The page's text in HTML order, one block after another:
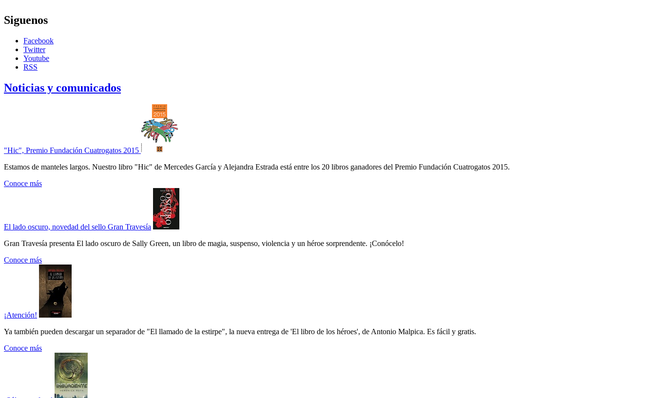
Siguenos
Facebook
Twitter
Youtube
RSS
Noticias y comunicados
"Hic", Premio Fundación Cuatrogatos 2015
Estamos de manteles largos. Nuestro libro "Hic" de Mercedes García y Alejandra Estrada está entre los 20 libros ganadores del Premio Fundación Cuatrogatos 2015.
Conoce más
El lado oscuro, novedad del sello Gran Travesía
Gran Travesía presenta El lado oscuro de Sally Green, un libro de magia, suspenso, violencia y un héroe sorprendente. ¡Conócelo!
Conoce más
¡Atención!
Ya también pueden descargar un separador de "El llamado de la estirpe", la nueva entrega de 'El libro de los héroes', de Antonio Malpica. Es fácil y gratis.
Conoce más